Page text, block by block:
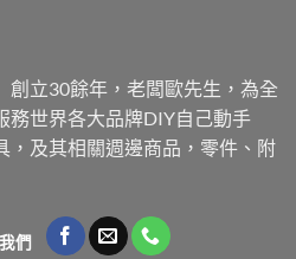
創立30餘年，老闆歐先生，為全
務世界各大品牌DIY自己動手
，及其相關週邊商品，零件、附
們